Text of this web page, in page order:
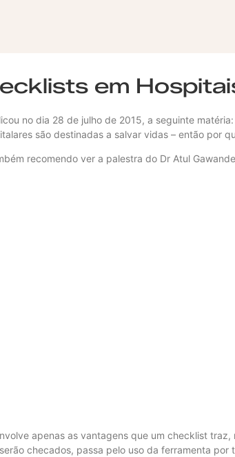
em
no dia 28 de julho de 2015, a seguinte matéria:
são destinadas a salvar vidas – então por
recomendo ver a palestra do Dr Atul
apenas as vantagens que um checklist
checados, passa pelo uso da ferramenta